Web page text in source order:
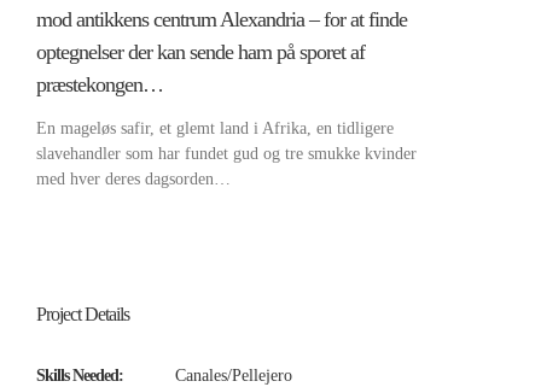
mod antikkens centrum Alexandria – for at finde
optegnelser der kan sende ham på sporet af
præstekongen…
En mageløs safir, et glemt land i Afrika, en tidligere
slavehandler som har fundet gud og tre smukke kvinder
med hver deres dagsorden…
Project Details
Skills Needed:
Canales/Pellejero